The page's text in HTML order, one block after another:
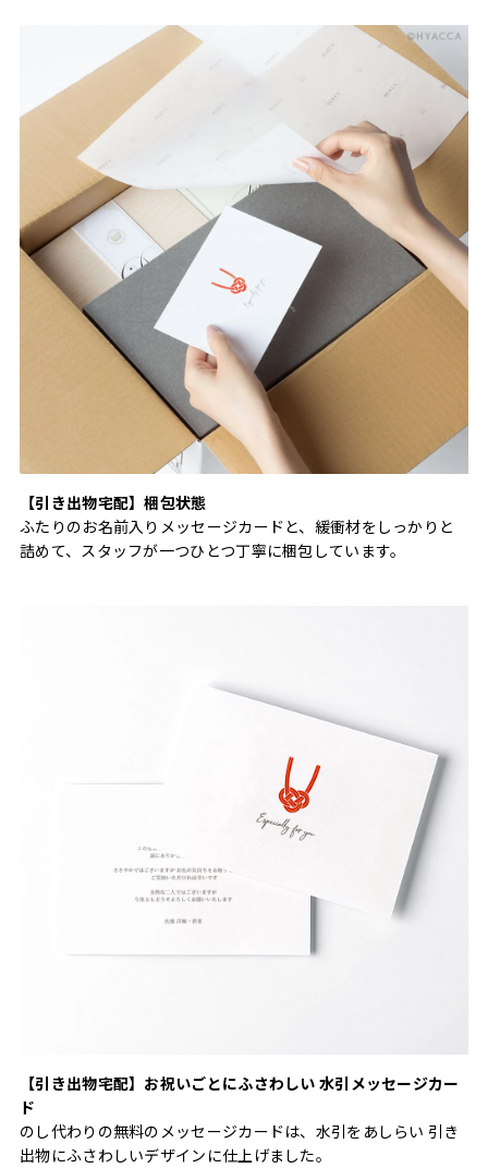
【引き出物宅配】梱包状態
ふたりのお名前入りメッセージカードと、緩衝材をしっかりと
詰めて、スタッフが一つひとつ丁寧に梱包しています。
【引き出物宅配】お祝いごとにふさわしい 水引メッセージカー
ド
のし代わりの無料のメッセージカードは、水引をあしらい 引き
出物にふさわしいデザインに仕上げました。